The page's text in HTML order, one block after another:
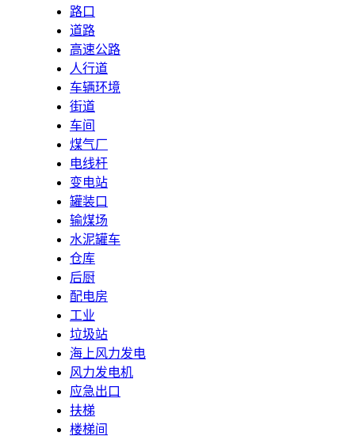
路口
道路
高速公路
人行道
车辆环境
街道
车间
煤气厂
电线杆
变电站
罐装口
输煤场
水泥罐车
仓库
后厨
配电房
工业
垃圾站
海上风力发电
风力发电机
应急出口
扶梯
楼梯间